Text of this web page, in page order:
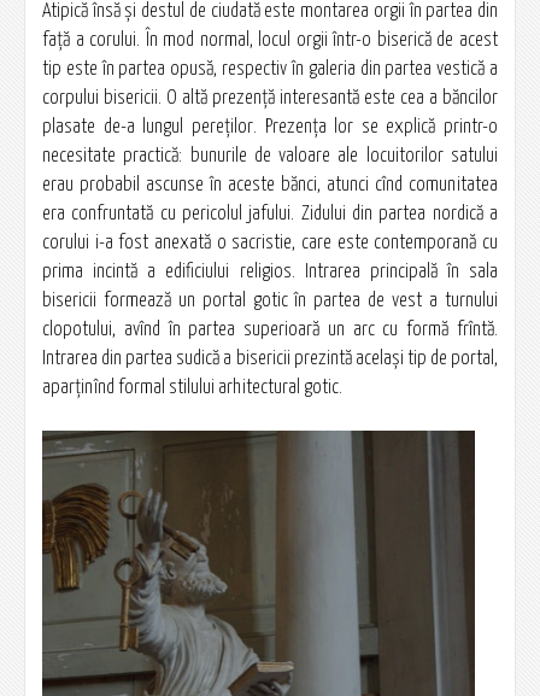
Atipică însă şi destul de ciudată este montarea orgii în partea din
faţă a corului. În mod normal, locul orgii într-o biserică de acest
tip este în partea opusă, respectiv în galeria din partea vestică a
corpului bisericii. O altă prezenţă interesantă este cea a băncilor
plasate de-a lungul pereţilor. Prezenţa lor se explică printr-o
necesitate practică: bunurile de valoare ale locuitorilor satului
erau probabil ascunse în aceste bănci, atunci cînd comunitatea
era confruntată cu pericolul jafului. Zidului din partea nordică a
corului i-a fost anexată o sacristie, care este contemporană cu
prima incintă a edificiului religios. Intrarea principală în sala
bisericii formează un portal gotic în partea de vest a turnului
clopotului, avînd în partea superioară un arc cu formă frîntă.
Intrarea din partea sudică a bisericii prezintă acelaşi tip de portal,
aparţinînd formal stilului arhitectural gotic.